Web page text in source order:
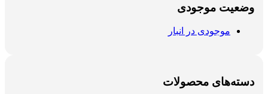
وضعیت موجودی
موجودی در انبار
دسته‌های محصولات